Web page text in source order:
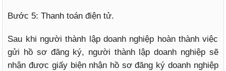
Bước 5: Thanh toán điện tử.
Sau khi người thành lập doanh nghiệp hoàn thành việc
gửi hồ sơ đăng ký, người thành lập doanh nghiệp sẽ
nhận được giấy biện nhận hồ sơ đăng ký doanh nghiệp